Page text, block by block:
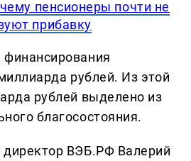
пенсионеры почти не
прибавку
рублей. Из этой
рублей выделено из
благосостояния.
ВЭБ.РФ Валерий